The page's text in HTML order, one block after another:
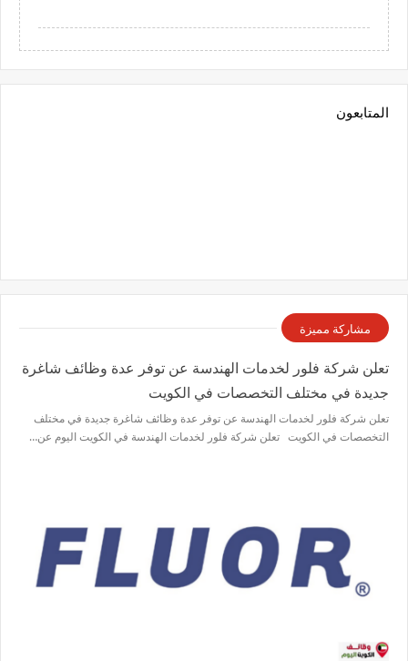
المتابعون
مشاركة مميزة
تعلن شركة فلور لخدمات الهندسة عن توفر عدة وظائف شاغرة
جديدة في مختلف التخصصات في الكويت
تعلن شركة فلور لخدمات الهندسة عن توفر عدة وظائف شاغرة جديدة في مختلف
التخصصات في الكويت تعلن شركة فلور لخدمات الهندسة في الكويت اليوم عن…